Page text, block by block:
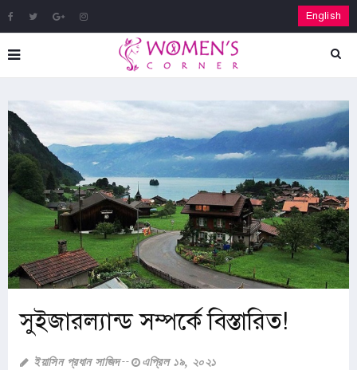
English
সুইজারল্যান্ড সম্পর্কে বিস্তারিত!
ইয়াসিন প্রধান সাজিদ এপ্রিল ১৯, ২০২১